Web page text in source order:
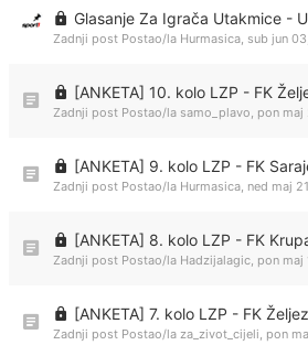
Glasanje Za Igrača Utakmice -
Zadnji post Postao/la Hurmasica, sub jun
[ANKETA] 10. kolo LZP - FK
Zadnji post Postao/la samo_plavo, pon maj
[ANKETA] 9. kolo LZP - FK
Zadnji post Postao/la Hurmasica, ned maj
[ANKETA] 8. kolo LZP - FK
Zadnji post Postao/la Hadzijalagic, pon maj
[ANKETA] 7. kolo LZP - FK
Zadnji post Postao/la za_zivot_cijeli, pon